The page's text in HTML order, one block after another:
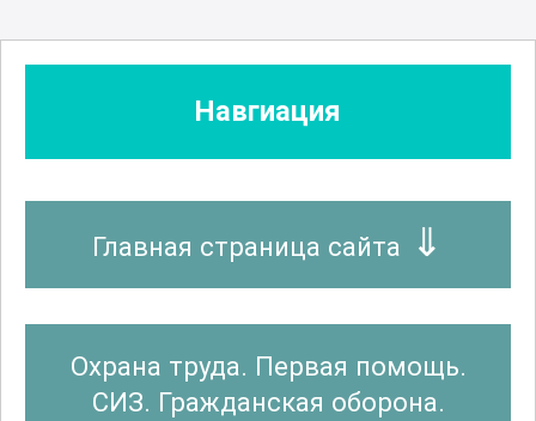
Навгиация
Главная страница сайта
Охрана труда. Первая помощь.
СИЗ. Гражданская оборона.